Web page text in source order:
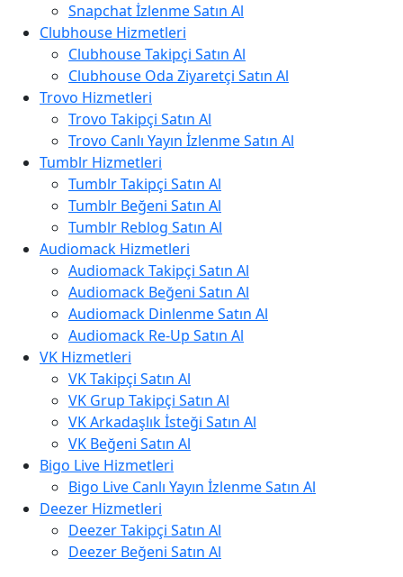
Snapchat İzlenme Satın Al
Clubhouse Hizmetleri
Clubhouse Takipçi Satın Al
Clubhouse Oda Ziyaretçi Satın Al
Trovo Hizmetleri
Trovo Takipçi Satın Al
Trovo Canlı Yayın İzlenme Satın Al
Tumblr Hizmetleri
Tumblr Takipçi Satın Al
Tumblr Beğeni Satın Al
Tumblr Reblog Satın Al
Audiomack Hizmetleri
Audiomack Takipçi Satın Al
Audiomack Beğeni Satın Al
Audiomack Dinlenme Satın Al
Audiomack Re-Up Satın Al
VK Hizmetleri
VK Takipçi Satın Al
VK Grup Takipçi Satın Al
VK Arkadaşlık İsteği Satın Al
VK Beğeni Satın Al
Bigo Live Hizmetleri
Bigo Live Canlı Yayın İzlenme Satın Al
Deezer Hizmetleri
Deezer Takipçi Satın Al
Deezer Beğeni Satın Al